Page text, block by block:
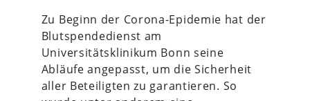
Zu Beginn der Corona-Epidemie hat der
Blutspendedienst am
Universitätsklinikum Bonn seine
Abläufe angepasst, um die Sicherheit
aller Beteiligten zu garantieren. So